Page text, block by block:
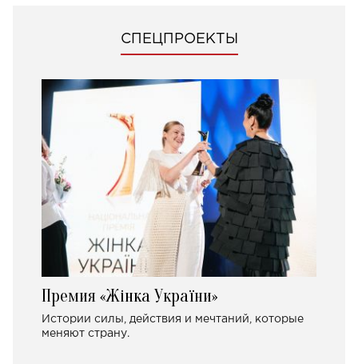
СПЕЦПРОЕКТЫ
Премия «Жінка України»
Истории силы, действия и мечтаний, которые
меняют страну.